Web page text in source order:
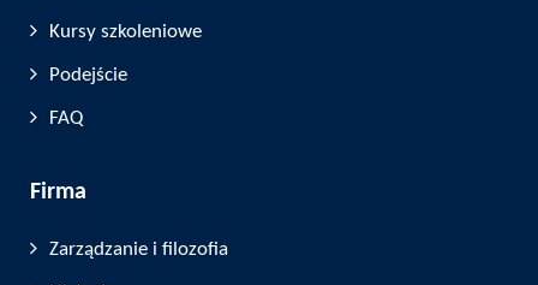
Kursy szkoleniowe
Podejście
FAQ
Firma
Zarządzanie i filozofia